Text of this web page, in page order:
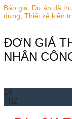
Báo giá Dự án đã
dựng Thiết kế kiến
ĐƠN GIÁ
NHÂN
19
Th2